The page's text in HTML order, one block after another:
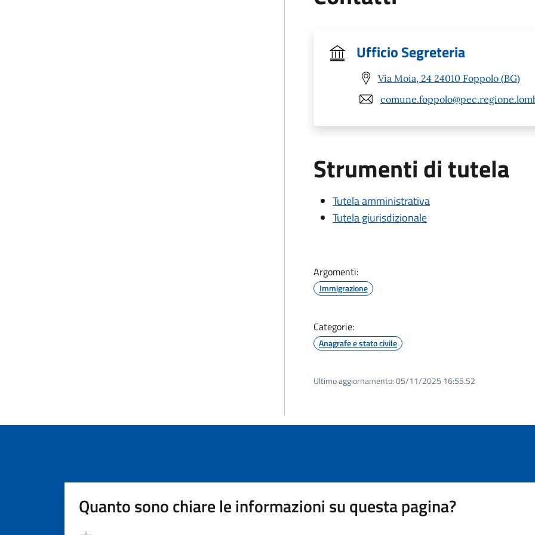
Ufficio Segreteria
Via Moia, 24 24010 Foppolo (BG)
Strumenti di tutela
Tutela amministrativa
Tutela giurisdizionale
Argomenti:
Immigrazione
Categorie:
Anagrafe e stato civile
Ultimo aggiornamento:05/11/2025 16:55.52
Quanto sono chiare le informazioni su questa pagina?
Valutazione